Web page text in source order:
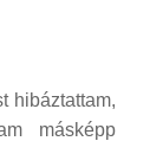
hibáztattam,
másképp